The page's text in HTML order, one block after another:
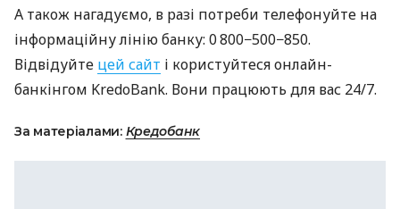
А також нагадуємо, в разі потреби телефонуйте на
інформаційну лінію банку: 0 800−500−850.
Відвідуйте цей сайт і користуйтеся онлайн-
банкінгом KredoBank. Вони працюють для вас 24/7.
За матеріалами: Кредобанк